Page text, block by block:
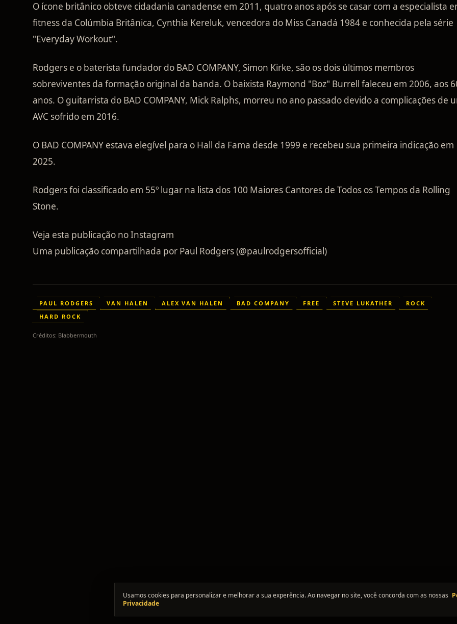
O ícone britânico obteve cidadania canadense em 2011, quatro anos após se casar com a especialista
fitness da Colúmbia Britânica, Cynthia Kereluk, vencedora do Miss Canadá 1984 e conhecida pela série
"Everyday Workout".
Rodgers e o baterista fundador do BAD COMPANY, Simon Kirke, são os dois últimos membros
sobreviventes da formação original da banda. O baixista Raymond "Boz" Burrell faleceu em 2006, aos
anos. O guitarrista do BAD COMPANY, Mick Ralphs, morreu no ano passado devido a complicações de
AVC sofrido em 2016.
O BAD COMPANY estava elegível para o Hall da Fama desde 1999 e recebeu sua primeira indicação em
2025.
Rodgers foi classificado em 55º lugar na lista dos 100 Maiores Cantores de Todos os Tempos da Rolling
Stone.
Veja esta publicação no Instagram
Uma publicação compartilhada por Paul Rodgers (@paulrodgersofficial)
PAUL RODGERS VAN HALEN ALEX VAN HALEN BAD COMPANY FREE STEVE LUKATHER
ROCK
HARD ROCK
Créditos: Blabbermouth
Usamos cookies para personalizar e melhorar a sua experência. Ao navegar no site, você concorda com as nossas
Privacidade